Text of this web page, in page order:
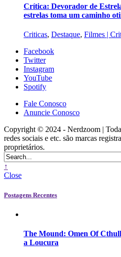
Crítica: Devorador de
estrelas toma um caminho
Criticas, Destaque, Filmes |
Facebook
Twitter
Instagram
YouTube
Spotify
Fale Conosco
Anuncie Conosco
Copyright © 2024 - Nerdzoom |
redes sociais e etc. são marcas
proprietários.
↑
Close
Postagens Recentes
The Mound: Omen Of
a Loucura